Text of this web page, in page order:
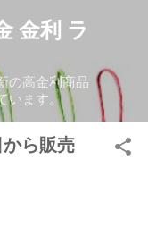
ツに移動
金利 ラ
の高金利商品
います。
ら販売